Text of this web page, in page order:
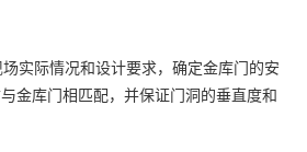
实际情况和设计要求，确定金库门的安
金库门相匹配，并保证门洞的垂直度和